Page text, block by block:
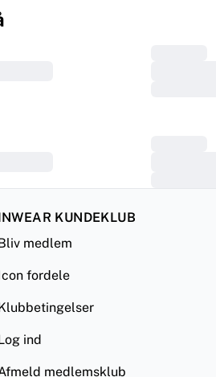
KUNDEKLUB
medlem
fordele
ind
medlemsklub